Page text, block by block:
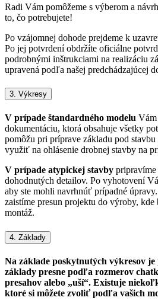
Radi Vám pomôžeme s výberom a
to, čo potrebujete!
Po vzájomnej dohode prejdeme k
Po jej potvrdení obdržíte oficiálne
podrobnými inštrukciami na realizáciu
upravená podľa našej predchádzajúcej
3. Výkresy
V prípade štandardného modelu Vám
dokumentáciu, ktorá obsahuje všetky
pomôžu pri príprave základu pod stavbu
využiť na ohlásenie drobnej stavby na
V prípade atypickej stavby
dohodnutých detailov. Po vyhotovení
aby ste mohli navrhnúť prípadné
zaistíme presun projektu do výroby, kde
montáž.
4. Základy
Na základe poskytnutých výkresov
základy presne podľa rozmerov
presahov alebo „uší“. Existuje
ktoré si môžete zvoliť podľa vašich